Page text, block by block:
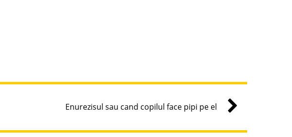
Enurezisul sau cand copilul face pipi pe el